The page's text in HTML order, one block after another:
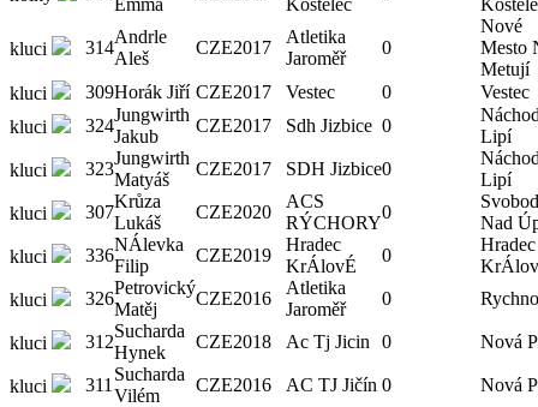
kluci 314
Andrle
Aleš
CZE2017
Atletika
Jaroměř
0
Nové
Mesto
Metují
kluci
309Horák Jiří CZE2017 Vestec 0
Vestec
kluci
324
Jungwirth
Jakub
CZE2017 Sdh Jizbice 0
Lipí
kluci
323
Jungwirth
Matyáš
CZE2017 SDH Jizbice0
Lipí
kluci
307
Krůza
Lukáš
CZE2020
ACS
RÝCHORY
0
Nad
kluci
336
NÁlevka
Filip
CZE2019
Hradec
KrÁlovÉ
0
Hradec
kluci
326
Petrovický
Matěj
CZE2016
Atletika
Jaroměř
0
kluci 312
Sucharda
Hynek
CZE2018 Ac Tj Jicin 0 Nová
kluci 311
Sucharda
Vilém
CZE2016 AC TJ Jičín 0 Nová